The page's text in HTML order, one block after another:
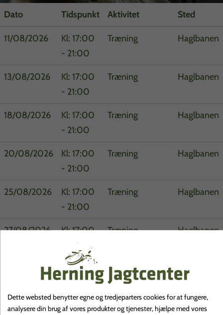
Dato Tidspunkt Aktivitet Sted
11/08/2026
Kl: 17:00
- 21:00
Træning Haglbanen
13/08/2026
Kl: 17:00
- 21:00
Træning Haglbanen
18/08/2026
Kl: 17:00
- 21:00
Træning Haglbanen
20/08/2026
Kl: 17:00
- 21:00
Træning Haglbanen
25/08/2026
Kl: 17:00
- 21:00
Træning Haglbanen
27/08/2026
Kl: 17:00
- 21:00
Træning Haglbanen
29/08/2026
Kl: 10:00
- 15:00
50 års jubilæum
HJC
Haglbanen
26/09/2026
Kl: 09:00
Alle baner lukket
Haglbanen
Dette websted benytter egne og tredjeparters cookies for at fungere,
analysere din brug af vores produkter og tjenester, hjælpe med vores